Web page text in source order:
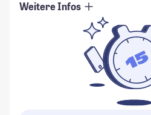
Weitere Infos